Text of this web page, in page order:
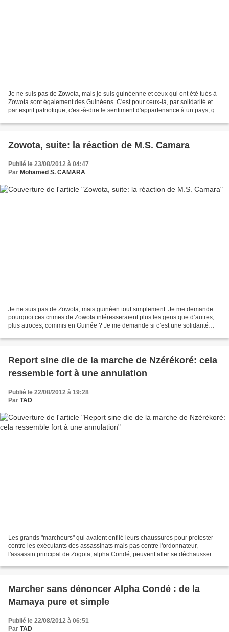
Je ne suis pas de Zowota, mais je suis guinéenne et ceux qui ont été tués à
Zowota sont également des Guinéens. C'est pour ceux-là, par solidarité et
par esprit patriotique, c'est-à-dire le sentiment d'appartenance à un pays, qui
Zowota, suite: la réaction de M.S. Camara
Publié le 23/08/2012 à 04:47
Par Mohamed S. CAMARA
Je ne suis pas de Zowota, mais guinéen tout simplement. Je me demande
pourquoi ces crimes de Zowota intéresseraient plus les gens que d’autres,
plus atroces, commis en Guinée ? Je me demande si c’est une solidarité
Report sine die de la marche de Nzérékoré: cela
ressemble fort à une annulation
Publié le 22/08/2012 à 19:28
Par TAD
Les grands "marcheurs" qui avaient enfilé leurs chaussures pour protester
contre les exécutants des assassinats mais pas contre l'ordonnateur,
l'assassin principal de Zogota, alpha Condé, peuvent aller se déchausser et
Marcher sans dénoncer Alpha Condé : de la
Mamaya pure et simple
Publié le 22/08/2012 à 06:51
Par TAD